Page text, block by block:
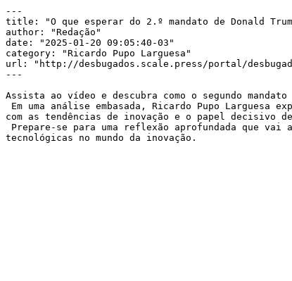
---
title: "O que esperar do 2.º mandato de Donald
author: "Redação"
date: "2025-01-20 09:05:40-03"
category: "Ricardo Pupo Larguesa"
url: "http://desbugados.scale.press/portal/
---
Assista ao vídeo e descubra como o segundo
com as tendências de inovação e o papel decisivo
tecnológicas no mundo da inovação.